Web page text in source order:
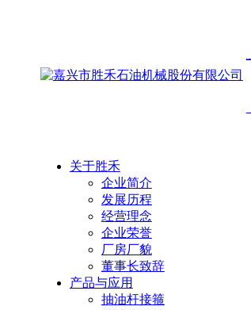
关于胜禾
企业简介
发展历程
经营理念
企业荣誉
厂房厂貌
董事长致辞
产品与应用
抽油杆接箍